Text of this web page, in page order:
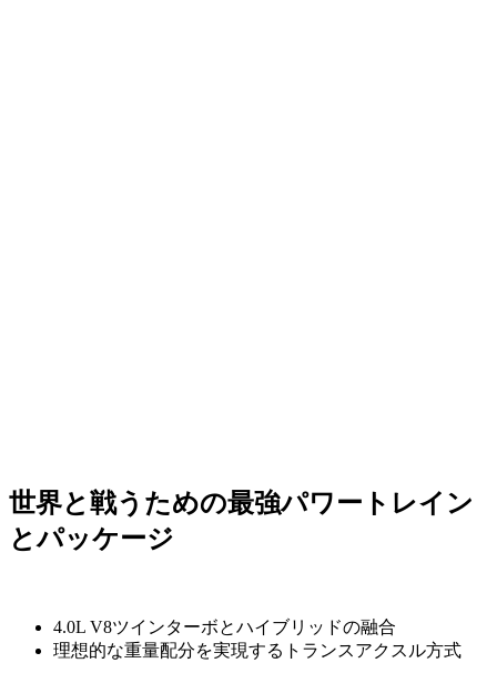
世界と戦うための最強パワートレイン
とパッケージ
4.0L V8ツインターボとハイブリッドの融合
理想的な重量配分を実現するトランスアクスル方式